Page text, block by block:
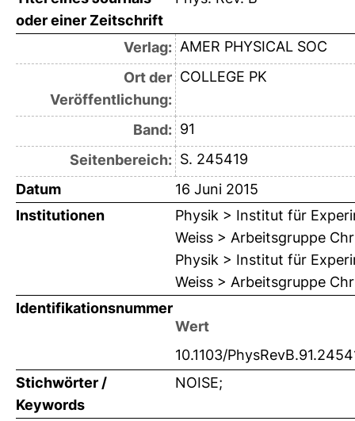
oder einer Zeitschrift
Verlag: AMER PHYSICAL SOC
Ort der
Veröffentlichung:
COLLEGE PK
Band: 91
Seitenbereich: S. 245419
Datum
16 Juni 2015
Institutionen
Physik > Institut für
Weiss > Arbeitsgruppe
Physik > Institut für
Weiss > Arbeitsgruppe
Identifikationsnummer
Wert
10.1103/
Stichwörter /
Keywords
NOISE;